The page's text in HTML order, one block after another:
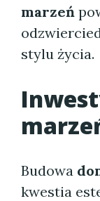
marzeń
stylu życia.
Budowa
kwestia